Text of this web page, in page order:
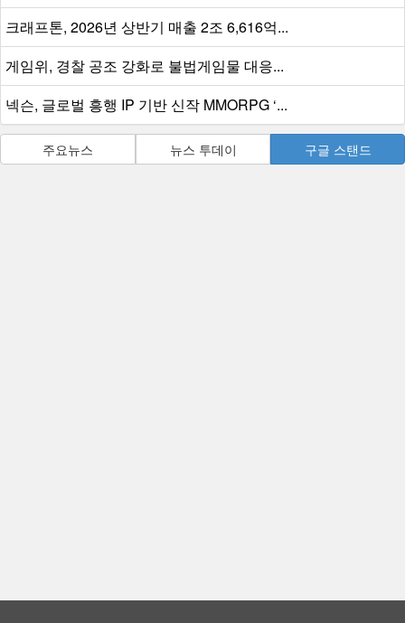
크래프톤, 2026년 상반기 매출 2조 6,616억...
게임위, 경찰 공조 강화로 불법게임물 대응...
넥슨, 글로벌 흥행 IP 기반 신작 MMORPG ‘...
주요뉴스 뉴스 투데이 구글 스탠드